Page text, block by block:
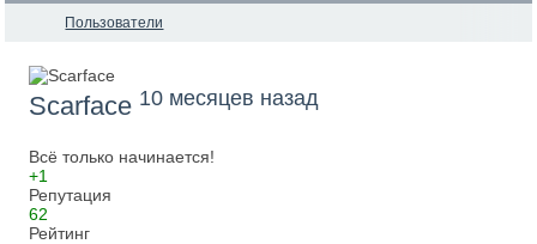
Пользователи
Scarface 10 месяцев назад
Всё только начинается!
+1
Репутация
62
Рейтинг